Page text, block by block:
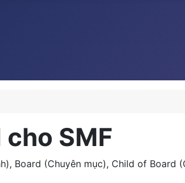
SMF
Board (Chuyên mục), Child of Board